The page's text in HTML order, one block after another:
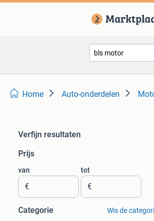
Home Auto-onderdelen
Verfijn resultaten
Prijs
van
€
tot
€
Categorie Wis de